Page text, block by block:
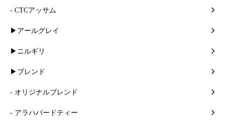
- CTCアッサム
▶アールグレイ
▶ニルギリ
▶ブレンド
- オリジナルブレンド
- アラハバードティー